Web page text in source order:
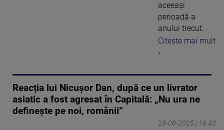
aceeași
perioadă a
anului trecut.
Citeste mai mult
›
Reacția lui Nicușor Dan, după ce un livrator
asiatic a fost agresat în Capitală: „Nu ura ne
defineşte pe noi, românii”
28-08-2025 | 16:43